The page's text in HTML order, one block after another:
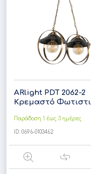
ARlight PDT 2062-2
Κρεμαστό
Παράδοση 1 έως 3 ημέρες
ID:0696-0103462